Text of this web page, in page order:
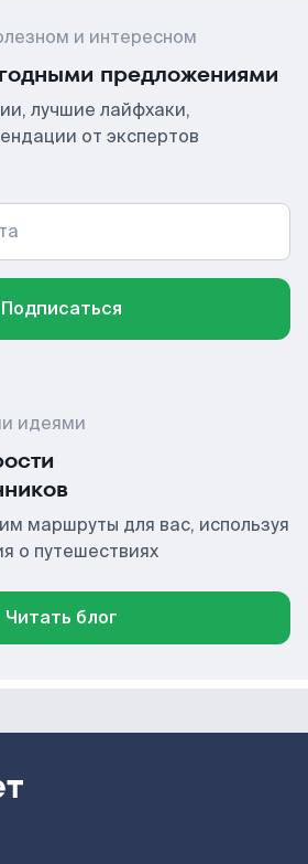
и интересном
предложениями
лучшие лайфхаки,
от экспертов
Подписаться
идеями
маршруты для вас, используя
о путешествиях
Читать блог